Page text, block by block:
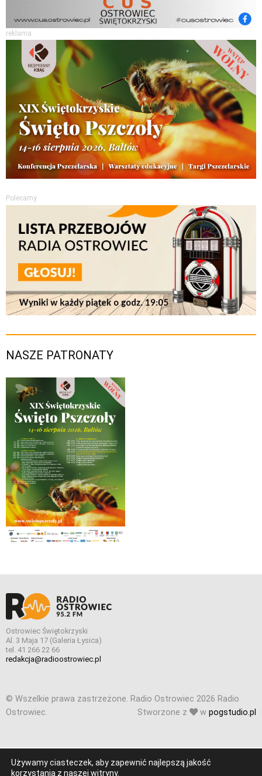
reklama
Polecamy
NASZE PATRONATY
Ostrowiec Świętokrzyski
Al. 3 Maja 17 (Galeria Łysica)
tel. 41 266 22 66
redakcja@radioostrowiec.pl
© Wszelkie prawa zastrzeżone. Radio Ostrowiec 2026 Radio
Ostrowiec.
Stworzone z w pogstudio.pl
Używamy ciasteczek, aby zapewnić najlepszą jakość
korzystania z naszej witryny.